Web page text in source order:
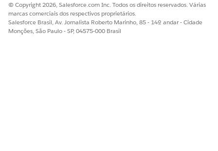
© Copyright 2026, Salesforce.com Inc. Todos os direitos reservados. Várias
marcas comerciais dos respectivos proprietários.
Salesforce Brasil, Av. Jornalista Roberto Marinho, 85 - 14º andar - Cidade
Monções, São Paulo - SP, 04575-000 Brasil